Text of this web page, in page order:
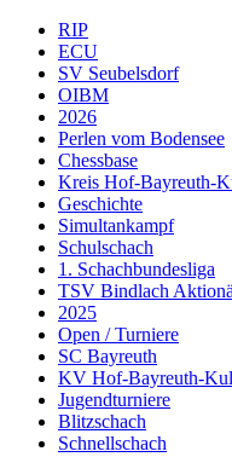
RIP
ECU
SV Seubelsdorf
OIBM
2026
Perlen vom Bodensee
Chessbase
Kreis Hof-Bayreuth-
Geschichte
Simultankampf
Schulschach
1. Schachbundesliga
TSV Bindlach
2025
Open / Turniere
SC Bayreuth
KV Hof-Bayreuth-
Jugendturniere
Blitzschach
Schnellschach